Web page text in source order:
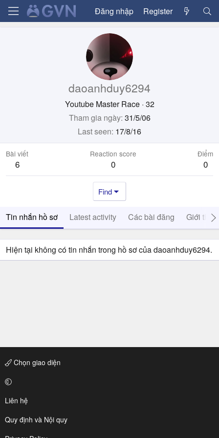
Đăng nhập Register
daoanhduy6294
Youtube Master Race · 32
Tham gia ngày 31/5/06
Last seen 17/8/16
Bài viết
6
Reaction score
0
Điểm
0
Find
Tin nhắn hồ sơ Latest activity Các bài đăng Giới thiệu
Hiện tại không có tin nhắn trong hồ sơ của daoanhduy6294.
Chọn giao diện
Liên hệ
Quy định và Nội quy